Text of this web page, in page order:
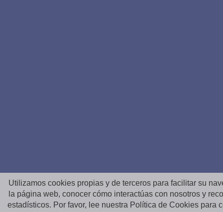
Utilizamos cookies propias y de terceros para facilitar su
la página web, conocer cómo interactúas con nosotros y
estadísticos. Por favor, lee nuestra Política de Cookies para